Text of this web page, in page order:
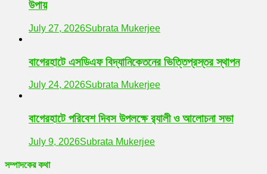
উপায়
July 27, 2026Subrata Mukerjee
বাগেরহাটে এসডিএফ বিদ্যানিকেতনের ভিত্তিপ্রস্তর স্থাপন
July 24, 2026Subrata Mukerjee
বাগেরহাটে পরিবেশ দিবস উপলক্ষে র‌্যালী ও আলোচনা সভা
July 9, 2026Subrata Mukerjee
সম্পাদকের কথা